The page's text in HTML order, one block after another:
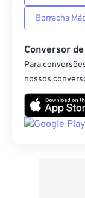
Borracha
Conversor
Para
nossos